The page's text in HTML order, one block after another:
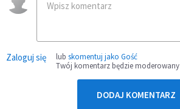
Zaloguj się lub skomentuj jako Gość
Twój komentarz będzie moderowany
DODAJ KOMENTARZ